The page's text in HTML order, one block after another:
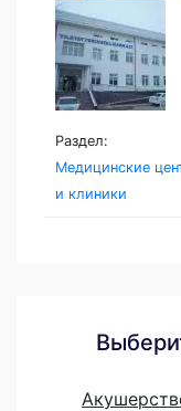
центр...
Раздел:
Медицинские
и клиники